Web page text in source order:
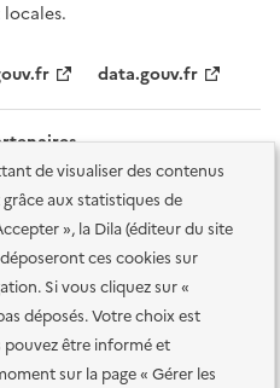
de visualiser des contenus
aux statistiques de
», la Dila (éditeur du site
ces cookies sur
Si vous cliquez sur «
déposés. Votre choix est
être informé et
sur la page « Gérer les
data.gouv.fr
conforme
Accessibilité des
Données personnelles et sécurité
Gestion des cookies